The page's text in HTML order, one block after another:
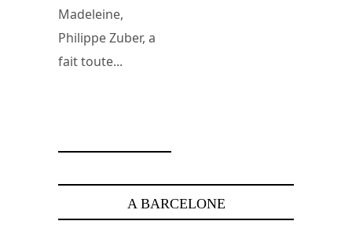
Madeleine,
Philippe Zuber, a
fait toute...
A BARCELONE